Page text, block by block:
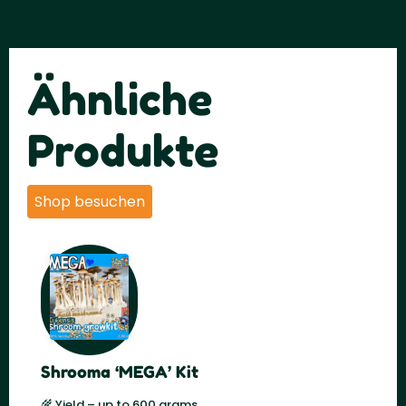
Ähnliche
Produkte
Shop besuchen
Shrooma ‘MEGA’ Kit